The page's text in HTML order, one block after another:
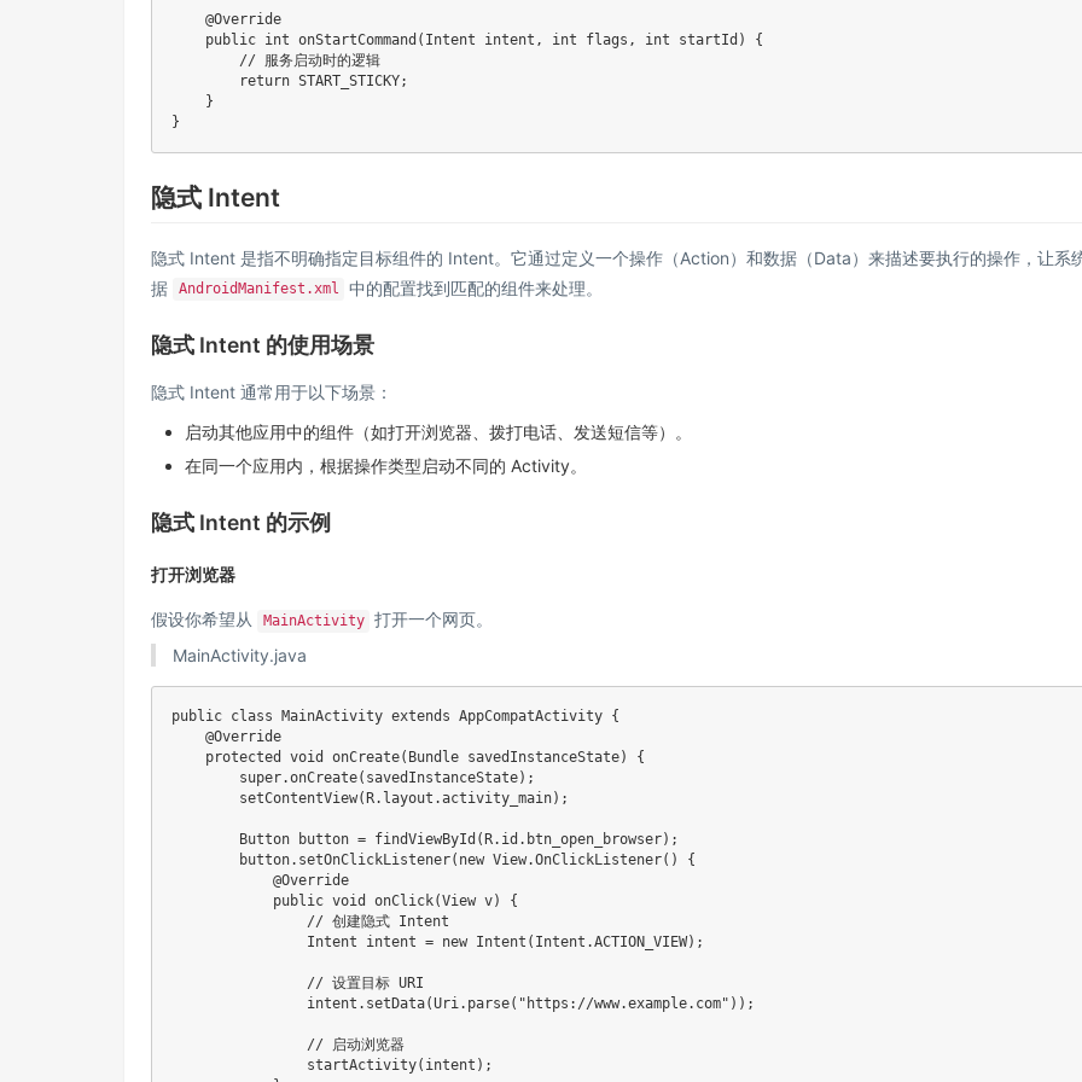
@Override
public int onStartCommand ( Intent intent , int flags , int startId )
{
// 服务启动时的逻辑
return START_STICKY;
}
}
隐式 Intent
隐式 Intent 是指不明确指定目标组件的 Intent。它通过定义一个操作（Action）和数据（Data）来描述要执行的操作，让系
据
AndroidManifest.xml 中的配置找到匹配的组件来处理。
隐式 Intent 的使用场景
隐式 Intent 通常用于以下场景：
启动其他应用中的组件（如打开浏览器、拨打电话、发送短信等）。
在同一个应用内，根据操作类型启动不同的 Activity。
隐式 Intent 的示例
打开浏览器
假设你希望从 MainActivity 打开一个网页。
MainActivity.java
public class MainActivity extends AppCompatActivity {
@Override
protected
void onCreate( Bundle savedInstanceState)
{
super.onCreate( savedInstanceState) ;
setContentView( R. layout .activity_main) ;
Button button = findViewById ( R. id . btn_open_browser) ;
        button
. setOnClickListener( new View.OnClickListener( )
{
@Override
public void onClick(View v)
{
// 创建隐式 Intent
Intent intent = new Intent ( Intent .ACTION_VIEW) ;
// 设置目标 URI
                intent
. setData(Uri. parse( "https://www.example.com" ) ) ;
// 启动浏览器
startActivity( intent ) ;